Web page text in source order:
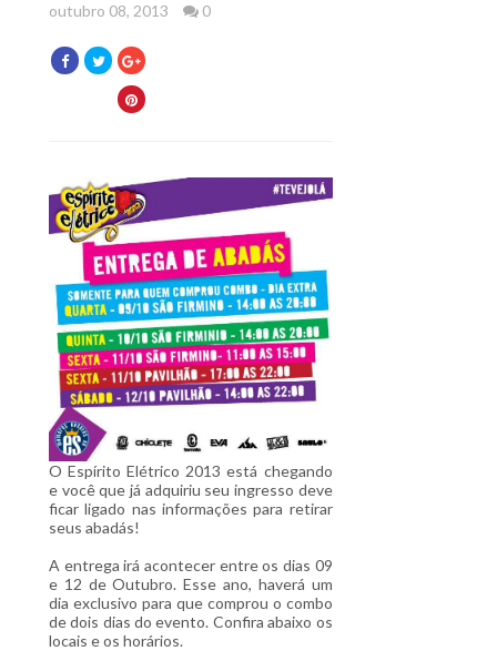
outubro 08, 2013
0
O Espírito Elétrico 2013 está chegando
e você que já adquiriu seu ingresso deve
ficar ligado nas informações para retirar
seus abadás!
A entrega irá acontecer entre os dias 09
e 12 de Outubro. Esse ano, haverá um
dia exclusivo para que comprou o combo
de dois dias do evento. Confira abaixo os
locais e os horários.